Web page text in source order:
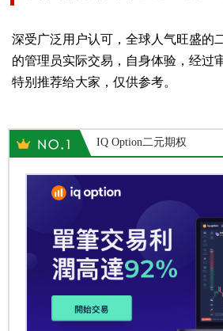
深受广泛用户认可，全球人气旺盛的
的管理员实际交易，自身体验，经过
特别推荐给大家，仅供参考。
IQ Option二元期权